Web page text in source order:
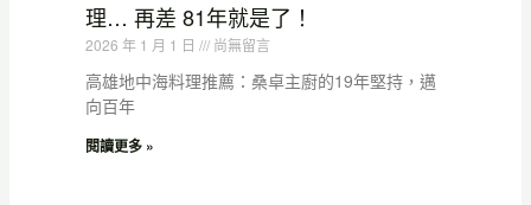
理… 再差 81年就是了！
2026 年 1 月 1 日 尚無留言
高雄地中海料理推薦：桑卓主廚的19年堅持，邁
向百年
閱讀更多 »